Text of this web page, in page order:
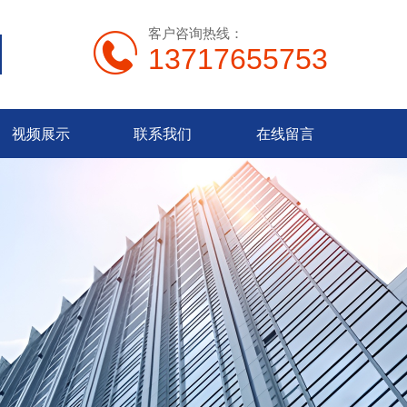
客户咨询热线：
13717655753
视频展示 联系我们 在线留言